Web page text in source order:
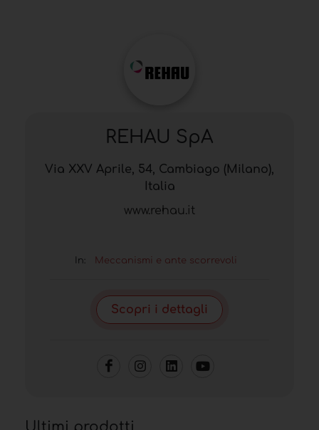
REHAU SpA
Via XXV Aprile, 54, Cambiago (Milano),
Italia
www.rehau.it
In: Meccanismi e ante scorrevoli
Scopri i dettagli
Ultimi prodotti